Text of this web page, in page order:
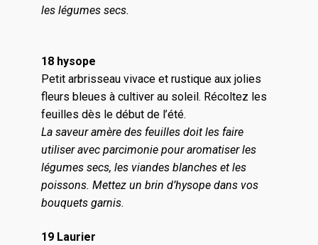
les légumes secs.
18 hysope
Petit arbrisseau vivace et rustique aux jolies
fleurs bleues à cultiver au soleil. Récoltez les
feuilles dès le début de l’été.
La saveur amère des feuilles doit les faire
utiliser avec parcimonie pour aromatiser les
légumes secs, les viandes blanches et les
poissons. Mettez un brin d’hysope dans vos
bouquets garnis.
19 Laurier